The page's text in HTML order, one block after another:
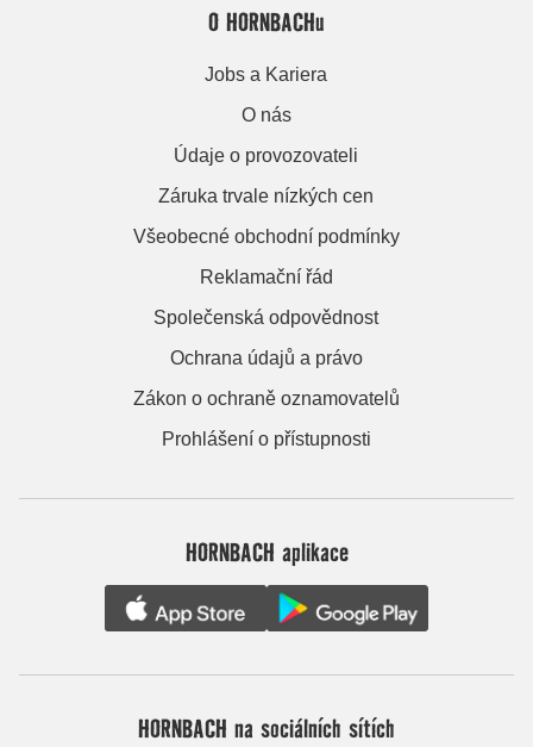
O HORNBACHu
Jobs a Kariera
O nás
Údaje o provozovateli
Záruka trvale nízkých cen
Všeobecné obchodní podmínky
Reklamační řád
Společenská odpovědnost
Ochrana údajů a právo
Zákon o ochraně oznamovatelů
Prohlášení o přístupnosti
HORNBACH aplikace
HORNBACH na sociálních sítích